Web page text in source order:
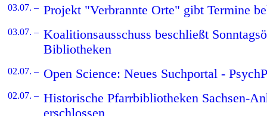
03.07. – Projekt "Verbrannte Orte" gibt Termine
03.07. – Koalitionsausschuss beschließt
Bibliotheken
02.07. – Open Science: Neues Suchportal -
02.07. – Historische Pfarrbibliotheken Sachsen-
erschlossen